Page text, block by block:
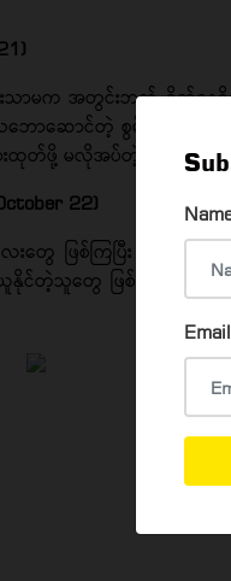
Email
န်းသာမက အတွင်းဘက် စိတ်
ဘောဆောင်တဲ့ စွမ်းအင်တွေကို
အားထုတ်ဖို့ မလိုအပ်တဲ့သူတွေ ဖြ
22)
းတွေ ဖြစ်ကြပြီး သူတို့ရဲ့ ဆွဲ
တဲ့သူတွေ ဖြစ်ပါတယ်။ ဒီရာ